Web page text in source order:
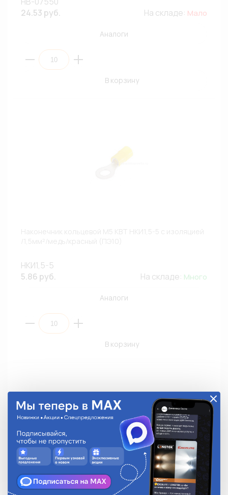
24.53 руб.
На складе: Мало
Аналоги
В корзину
НКИ1,5-5
5.86 руб.
На складе: Много
Аналоги
В корзину